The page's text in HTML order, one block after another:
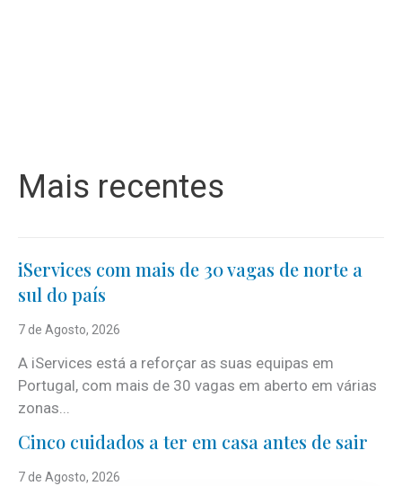
Mais recentes
iServices com mais de 30 vagas de norte a
sul do país
7 de Agosto, 2026
A iServices está a reforçar as suas equipas em
Portugal, com mais de 30 vagas em aberto em várias
zonas...
Cinco cuidados a ter em casa antes de sair
7 de Agosto, 2026